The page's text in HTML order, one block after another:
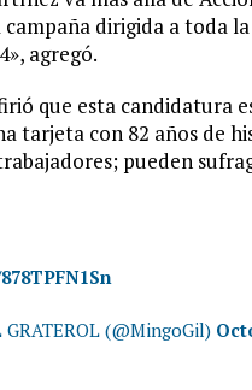
campaña dirigida a toda
agregó.
que esta candidatura
tarjeta con 82 años de
pueden
(@MingoGil)